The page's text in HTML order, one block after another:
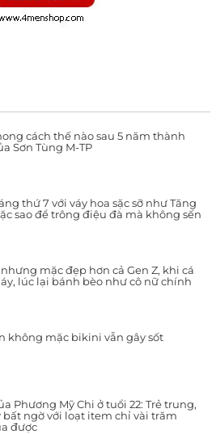
cách thế nào sau 5 năm thành
Sơn Tùng M-TP
thứ 7 với váy hoa sặc sỡ như Tăng
sao để trông điệu đà mà không sến
mặc đẹp hơn cả Gen Z, khi cá
lúc lại bánh bèo như cô nữ chính
không mặc bikini vẫn gây sốt
Phương Mỹ Chi ở tuổi 22: Trẻ trung,
bất ngờ với loạt item chỉ vài trăm
được